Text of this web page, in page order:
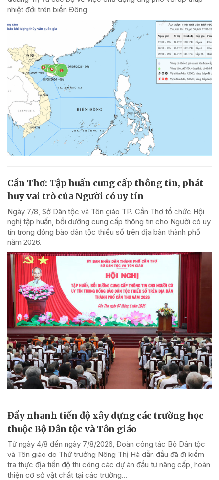
nhiệt đới trên biển Đông.
Cần Thơ: Tập huấn cung cấp thông tin, phát
huy vai trò của Người có uy tín
Ngày 7/8, Sở Dân tộc và Tôn giáo TP. Cần Thơ tổ chức Hội
nghị tập huấn, bồi dưỡng cung cấp thông tin cho Người có uy
tín trong đồng bào dân tộc thiểu số trên địa bàn thành phố
năm 2026.
Đẩy nhanh tiến độ xây dựng các trường học
thuộc Bộ Dân tộc và Tôn giáo
Từ ngày 4/8 đến ngày 7/8/2026, Đoàn công tác Bộ Dân tộc
và Tôn giáo do Thứ trưởng Nông Thị Hà dẫn đầu đã đi kiểm
tra thực địa tiến độ thi công các dự án đầu tư nâng cấp, hoàn
thiện cơ sở vật chất tại các trường...